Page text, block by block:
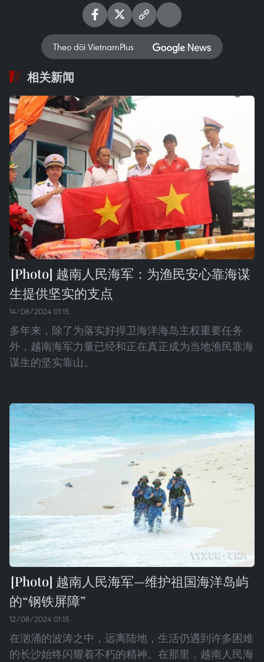
Theo dõi VietnamPlus
相关新闻
越南人民海军：为渔民安心靠海谋
生提供坚实的支点
14/08/2024 01:15
多年来，除了为落实好捍卫海洋海岛主权重要任务
外，越南海军力量已经和正在真正成为当地渔民靠海
谋生的坚实靠山。
越南人民海军—维护祖国海洋岛屿
的“钢铁屏障”
12/08/2024 01:15
在汹涌的波涛之中，远离陆地，生活仍遇到许多困难
的长沙始终闪耀着不朽的精神。在那里，越南人民海